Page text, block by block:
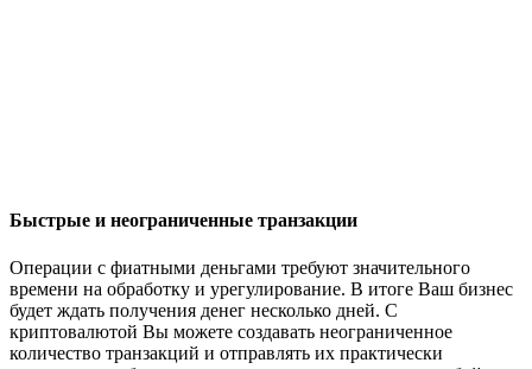
Быстрые и неограниченные транзакции
Операции с фиатными деньгами требуют значительного
времени на обработку и урегулирование. В итоге Ваш бизнес
будет ждать получения денег несколько дней. С
криптовалютой Вы можете создавать неограниченное
количество транзакций и отправлять их практически